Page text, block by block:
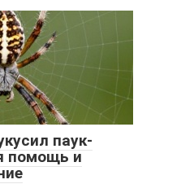
паук-
помощь и